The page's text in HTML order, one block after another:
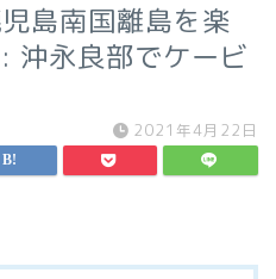
島南国離島を楽
沖永良部でケービ
2021年4月22日